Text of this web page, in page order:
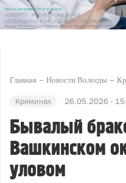
Главная Новости Вологды
Криминал 26.05.2026 -
Бывалый
Вашкинском
уловом